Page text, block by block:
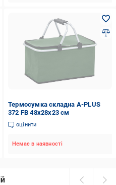
Термосумка складна A-PLUS
372 FB 48х28x23 см
оцінити
Немає в наявності